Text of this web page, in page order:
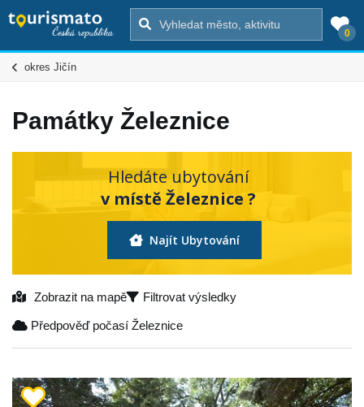
0
okres Jičín
Památky Železnice
Hledáte ubytování
v místě Železnice ?
Najít Ubytování
Zobrazit na mapě Filtrovat výsledky
Předpověď počasí Železnice